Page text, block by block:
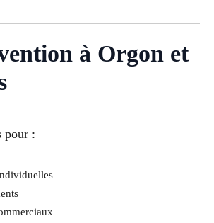
à Orgon et
pour :